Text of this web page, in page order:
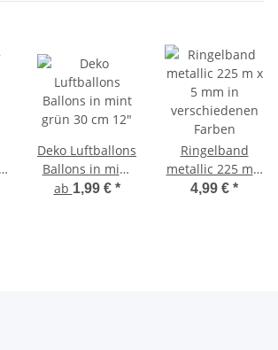
Deko Luftballons
Ballons in mint
grün 30 cm 12"
ab 1,99 € *
Ringelband
metallic 225 m x
5 mm in
4,99 € *